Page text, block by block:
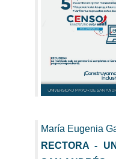
María Eugenia
RECTORA -